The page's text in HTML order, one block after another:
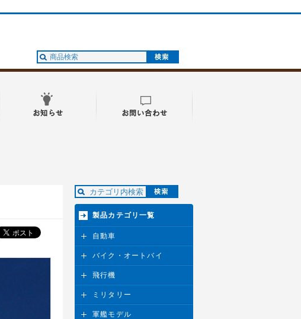
製品カテゴリ一覧
自動車
バイク・オートバイ
飛行機
ミリタリー
軍艦モデル